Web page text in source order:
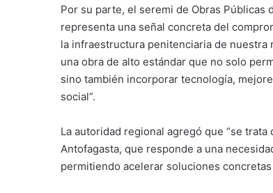
Por su parte, el seremi de Obras Públicas
representa una señal concreta del
la infraestructura penitenciaria de nuestra
una obra de alto estándar que no solo
sino también incorporar tecnología,
social”.
La autoridad regional agregó que “se
Antofagasta, que responde a una
permitiendo acelerar soluciones concretas